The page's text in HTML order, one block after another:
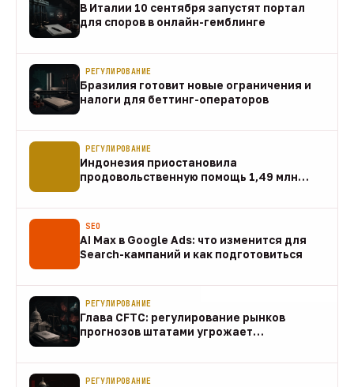
В Италии 10 сентября запустят портал
для споров в онлайн-гемблинге
РЕГУЛИРОВАНИЕ
Бразилия готовит новые ограничения и
налоги для беттинг-операторов
РЕГУЛИРОВАНИЕ
Индонезия приостановила
продовольственную помощь 1,49 млн
SEO
AI Max в Google Ads: что изменится для
Search-кампаний и как подготовиться
РЕГУЛИРОВАНИЕ
Глава CFTC: регулирование рынков
прогнозов штатами угрожает
РЕГУЛИРОВАНИЕ